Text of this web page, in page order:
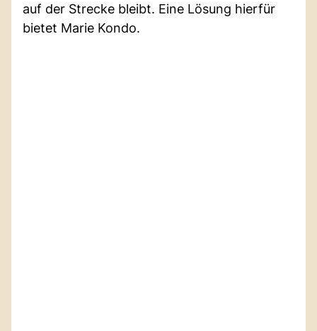
auf der Strecke bleibt. Eine Lösung hierfür
bietet Marie Kondo.